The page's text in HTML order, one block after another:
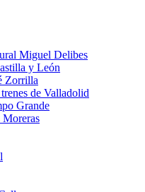
Miguel Delibes
y León
Zorrilla
de Valladolid
Grande
Moreras